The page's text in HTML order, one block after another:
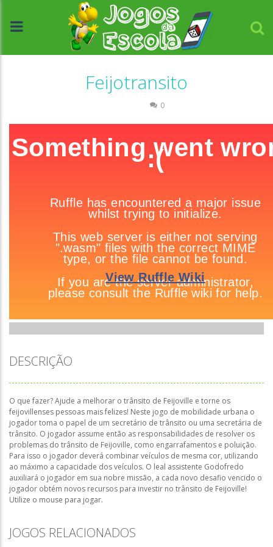
Feijotransito
0
DESCRIÇÃO
O que fazer? Ajude a melhorar o trânsito de Feijoville e torne os
feijovillenses pessoas mais felizes! Neste jogo de mobilidade urbana o
jogador toma o papel de um secretário de trânsito ou uma secretária de
trânsito. O jogador assume então as responsabilidades de resolver os
problemas do trânsito de Feijoville, como engarrafamentos e poluição.
Para isso o jogador deverá combinar veículos de mesma cor, utilizando
ao máximo a capacidade dos veículos. O leal assistente Godofredo
auxiliará o jogador em sua nobre missão, a cada novo desafio vencido o
jogador obtém novos recursos para investir no trânsito de Feijoville!
Utilize o mouse para jogar.
JOGOS RELACIONADOS